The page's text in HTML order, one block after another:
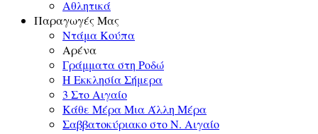
Αθλητικά
Παραγωγές Μας
Ντάμα Κούπα
Αρένα
Γράμματα στη Ροδώ
Η Εκκλησία Σήμερα
3 Στο Αιγαίο
Κάθε Μέρα Μια Άλλη Μέρα
Σαββατοκύριακο στο Ν. Αιγαίο